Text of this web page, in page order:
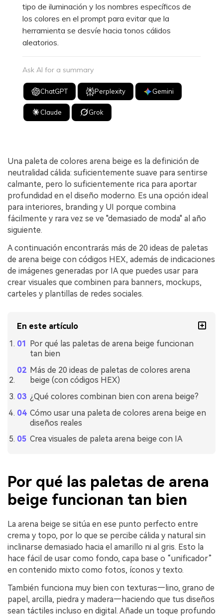
tipo de iluminación y los nombres específicos de
los colores en el prompt para evitar que la
herramienta se desvíe hacia tonos cálidos
aleatorios.
Ask AI for a summary
ChatGPT Perplexity Gemini
Claude Grok
Una paleta de colores arena beige es la definición de
neutralidad cálida: suficientemente suave para sentirse
calmante, pero lo suficientemente rica para aportar
profundidad en el diseño moderno. Es una opción ideal
para interiores, branding y UI porque combina
fácilmente y rara vez se ve "demasiado de moda" al año
siguiente.
A continuación encontrarás más de 20 ideas de paletas
de arena beige con códigos HEX, además de indicaciones
de imágenes generadas por IA que puedes usar para
crear visuales que combinen para banners, mockups,
carteles y plantillas de redes sociales.
En este artículo
Por qué las paletas de arena beige funcionan
tan bien
Más de 20 ideas de paletas de colores arena
beige (con códigos HEX)
¿Qué colores combinan bien con arena beige?
Cómo usar una paleta de colores arena beige en
diseños reales
Crea visuales de paleta arena beige con IA
Por qué las paletas de arena
beige funcionan tan bien
La arena beige se sitúa en ese punto perfecto entre
crema y topo, por lo que se percibe cálida y natural sin
inclinarse demasiado hacia el amarillo ni al gris. Esto la
hace fácil de usar como fondo, capa base o “unificador”
en contenido mixto como fotos, íconos y texto.
También funciona muy bien con texturas—lino, grano de
papel, arcilla, piedra y madera—haciendo que tus diseños
sean táctiles incluso en digital. Añade un toque profundo